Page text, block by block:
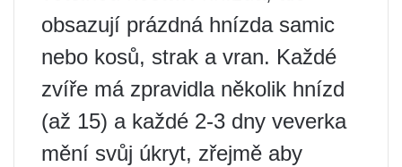
obsazují prázdná hnízda samic
nebo kosů, strak a vran. Každé
zvíře má zpravidla několik hnízd
(až 15) a každé 2-3 dny veverka
mění svůj úkryt, zřejmě aby